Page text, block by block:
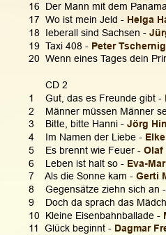
16  Der Mann mit dem
17  Wo ist mein Jeld - Helga
18  Ieberall sind Sachsen -
19  Taxi 408 - Peter
20  Wenn eines Tages dein
      CD 2
1    Gut, das es Freunde gibt -
2    Männer müssen Männer
3    Bitte, bitte Hanni - Jörg
4    Im Namen der Liebe -
5    Es brennt wie Feuer -
6    Leben ist halt so - Eva-
7    Als die Sonne kam - Gerti
8    Gegensätze ziehn sich an
9    Doch da sprach das
10  Kleine Eisenbahnballade -
11  Glück beginnt - Dagmar